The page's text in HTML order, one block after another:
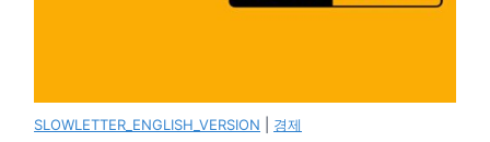
SLOWLETTER_ENGLISH_VERSION 경제